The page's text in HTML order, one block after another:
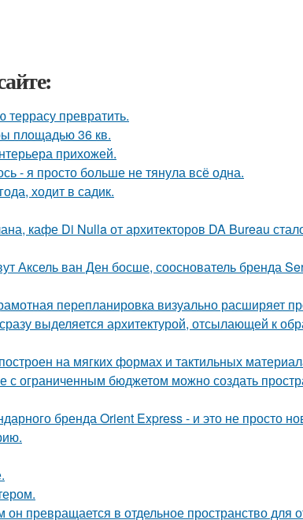
превратить.
площадью 36 кв.
прихожей.
- я просто больше не тянула всё одна.
ходит в садик.
кафе Di Nulla от архитекторов DA Bureau
Аксель ван Ден босше, сооснователь бренда
перепланировка визуально расширяет
выделяется архитектурой, отсылающей к
на мягких формах и тактильных
с ограниченным бюджетом можно создать
бренда Orient Express - и это не просто
превращается в отдельное пространство для